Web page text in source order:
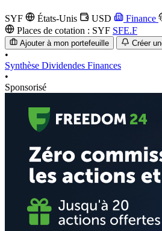
SYF États-Unis USD Finance
Places de cotation : SYF SFE.F
Ajouter à mon portefeuille Créer
•
Synthèse Dividendes Finances
•
Sponsorisé